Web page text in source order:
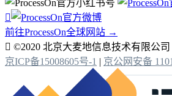

前往ProcessOn全球网站 →
 ©2020 北京大麦地信息技术有限公司
京ICP备15008605号-1 | 京公网安备